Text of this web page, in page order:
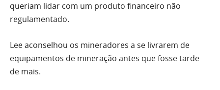
queriam lidar com um produto financeiro não
regulamentado.
Lee aconselhou os mineradores a se livrarem de
equipamentos de mineração antes que fosse tarde
de mais.